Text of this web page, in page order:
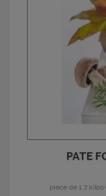
PATE
piece de 1.7 kilos